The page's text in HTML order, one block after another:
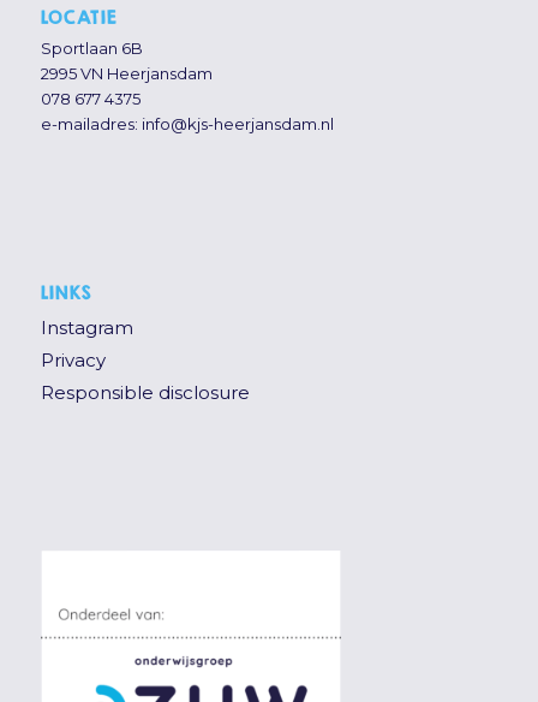
LOCATIE
Sportlaan 6B
2995 VN Heerjansdam
078 677 4375
e-mailadres: info@kjs-heerjansdam.nl
LINKS
Instagram
Privacy
Responsible disclosure